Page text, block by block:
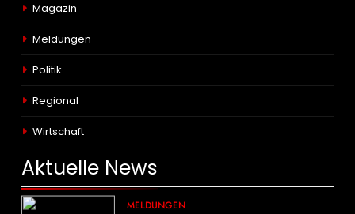
Magazin
Meldungen
Politik
Regional
Wirtschaft
Aktuelle News
MELDUNGEN